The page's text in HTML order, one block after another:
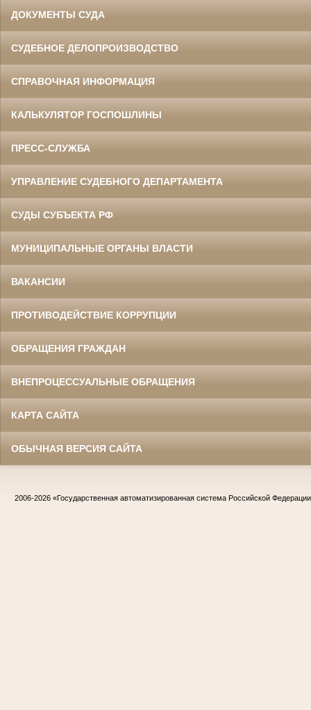
ДОКУМЕНТЫ СУДА
СУДЕБНОЕ ДЕЛОПРОИЗВОДСТВО
СПРАВОЧНАЯ ИНФОРМАЦИЯ
КАЛЬКУЛЯТОР ГОСПОШЛИНЫ
ПРЕСС-СЛУЖБА
УПРАВЛЕНИЕ СУДЕБНОГО ДЕПАРТАМЕНТА
СУДЫ СУБЪЕКТА РФ
МУНИЦИПАЛЬНЫЕ ОРГАНЫ ВЛАСТИ
ВАКАНСИИ
ПРОТИВОДЕЙСТВИЕ КОРРУПЦИИ
ОБРАЩЕНИЯ ГРАЖДАН
ВНЕПРОЦЕССУАЛЬНЫЕ ОБРАЩЕНИЯ
КАРТА САЙТА
ОБЫЧНАЯ ВЕРСИЯ САЙТА
2006-2026 «Государственная автоматизированная система Российской